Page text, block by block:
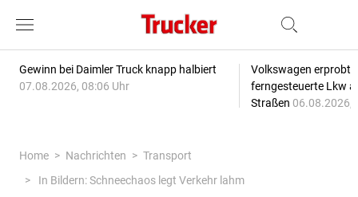
Gewinn bei Daimler Truck knapp halbiert
07.08.2026, 08:06 Uhr
Volkswagen erprobt
ferngesteuerte Lkw
Straßen 06.08.2026,
Home Nachrichten
Transport
In Bildern: Schneechaos legt Verkehr lahm